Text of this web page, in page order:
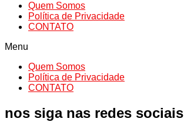
Quem Somos
Política de Privacidade
CONTATO
Menu
Quem Somos
Política de Privacidade
CONTATO
nos siga nas redes sociais